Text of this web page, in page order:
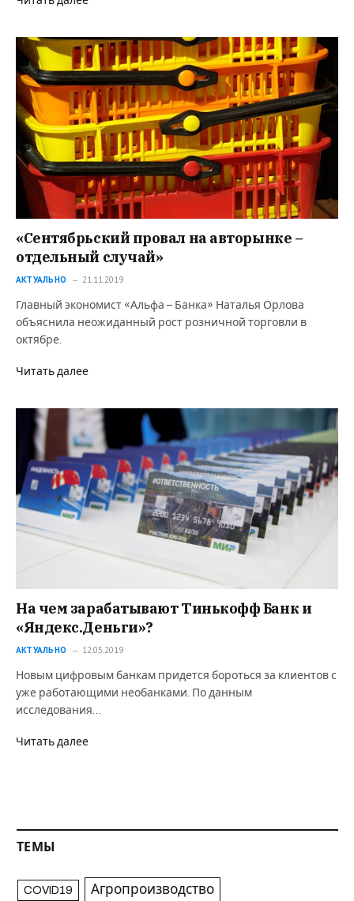
«Сентябрьский провал на авторынке –
отдельный случай»
АКТУАЛЬНО 21.11.2019
Главный экономист «Альфа – Банка» Наталья Орлова
объяснила неожиданный рост розничной торговли в
октябре.
Читать далее
На чем зарабатывают Тинькофф Банк и
«Яндекс.Деньги»?
АКТУАЛЬНО 12.05.2019
Новым цифровым банкам придется бороться за клиентов с
уже работающими необанками. По данным
исследования…
Читать далее
ТЕМЫ
COVID19 Агропроизводство